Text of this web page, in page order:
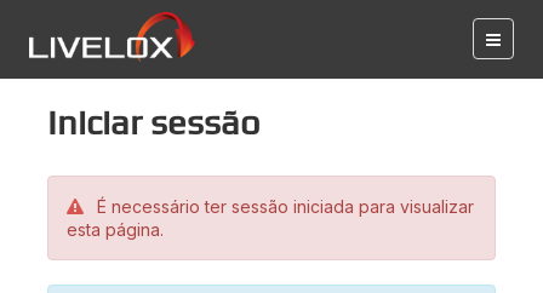
Iniciar sessão
É necessário ter sessão iniciada para visualizar
esta página.